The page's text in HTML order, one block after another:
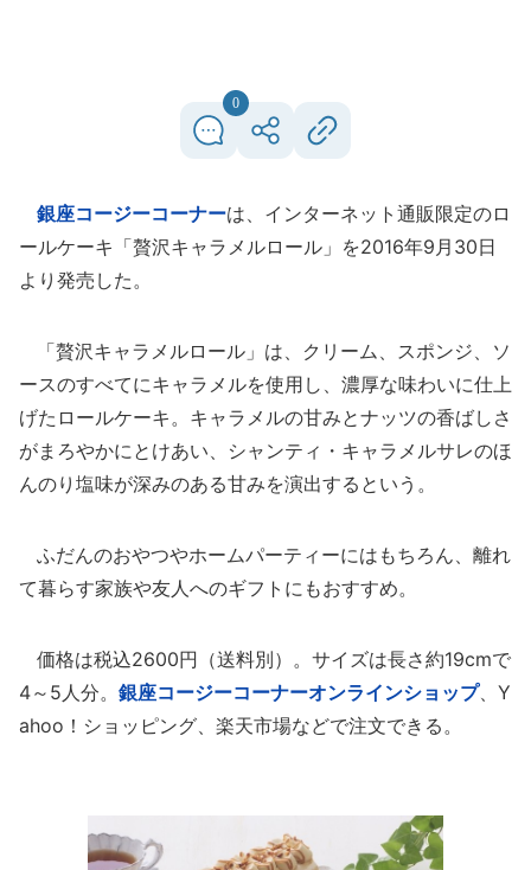
0
銀座コージーコーナーは、インターネット通販限定のロ
ールケーキ「贅沢キャラメルロール」を2016年9月30日
より発売した。
「贅沢キャラメルロール」は、クリーム、スポンジ、ソ
ースのすべてにキャラメルを使用し、濃厚な味わいに仕上
げたロールケーキ。キャラメルの甘みとナッツの香ばしさ
がまろやかにとけあい、シャンティ・キャラメルサレのほ
んのり塩味が深みのある甘みを演出するという。
ふだんのおやつやホームパーティーにはもちろん、離れ
て暮らす家族や友人へのギフトにもおすすめ。
価格は税込2600円（送料別）。サイズは長さ約19cmで
4～5人分。 銀座コージーコーナーオンラインショップ、Y
ahoo！ショッピング、楽天市場などで注文できる。